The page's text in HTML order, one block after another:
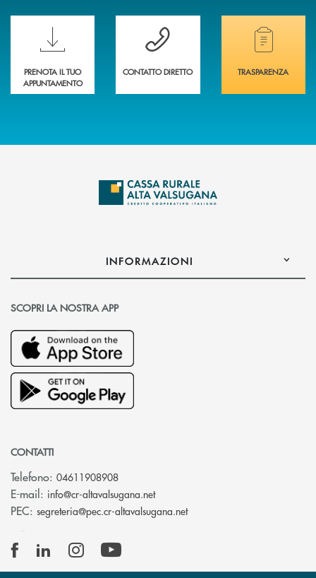
Scopri le funzionalità della nuova PRENOTA BANCA
PRENOTA IL TUO
APPUNTAMENTO
Hai bisogno di assistenza immediata?
CONTATTO DIRETTO
Hai bisogno di
TRASPARENZA
INFORMAZIONI
SCOPRI LA NOSTRA APP
CONTATTI
Telefono: 04611908908
E-mail: info@cr-altavalsugana.net(si apre l’app di posta
PEC: segreteria@pec.cr-altavalsugana.net(si apre l’app di posta